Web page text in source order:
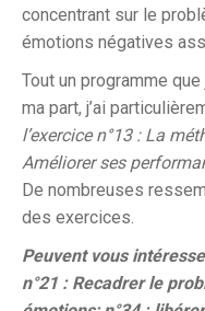
concentrant sur le
émotions négatives
Tout un programme
ma part, j’ai
l’exercice n°13 : La
Améliorer ses
De nombreuses
des exercices.
Peuvent vous
n°21 : Recadrer le